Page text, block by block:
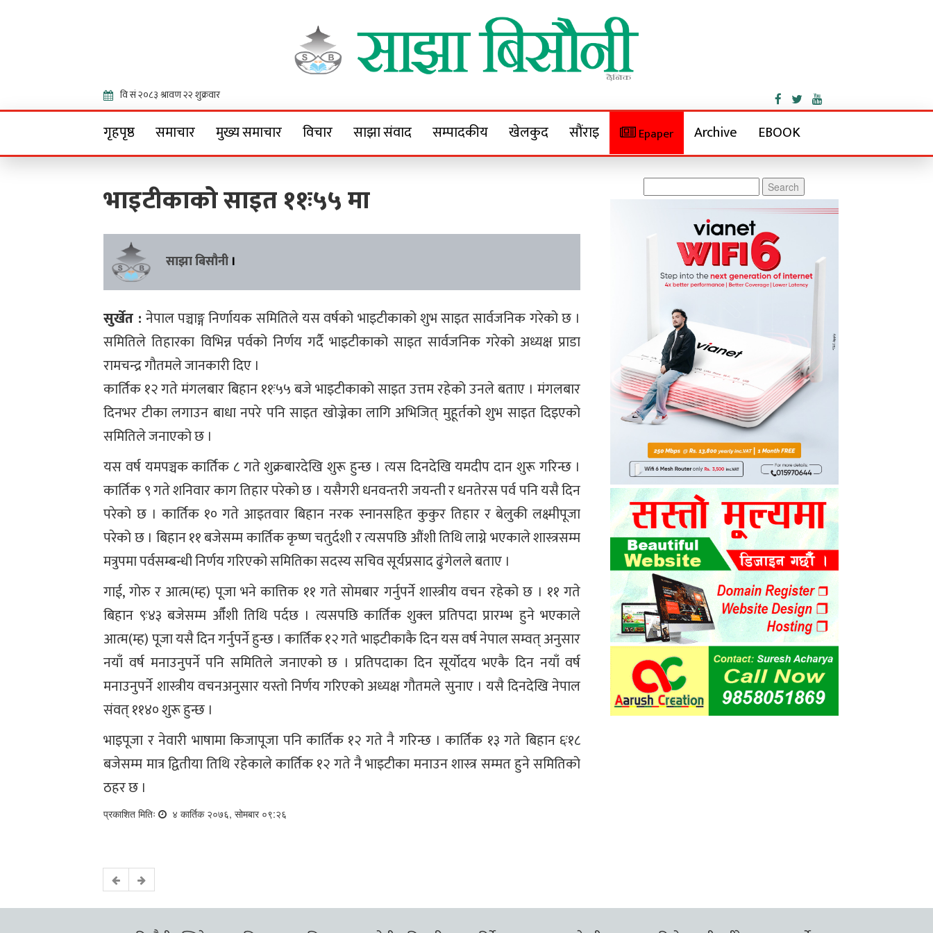
Sajha Bisaunee
गृहपृष्ठ समाचार मुख्य समाचार विचार साझा संवाद सम्पादकीय खेलकुद सौंराइ Epaper Archive EBOOK
भाइटीकाको साइत ११ः५५ मा
साझा बिसौनी ।
सुर्खेत : नेपाल पञ्चाङ्ग निर्णायक समितिले यस वर्षको भाइटीकाको शुभ साइत सार्वजनिक गरेको छ ।
समितिले तिहारका विभिन्न पर्वको निर्णय गर्दै भाइटीकाको साइत सार्वजनिक गरेको अध्यक्ष प्राडा
रामचन्द्र गौतमले जानकारी दिए ।
कार्तिक १२ गते मंगलबार बिहान ११ः५५ बजे भाइटीकाको साइत उत्तम रहेको उनले बताए । मंगलबार
दिनभर टीका लगाउन बाधा नपरे पनि साइत खोज्नेका लागि अभिजित् मुहूर्तको शुभ साइत दिइएको
समितिले जनाएको छ ।
यस वर्ष यमपञ्चक कार्तिक ८ गते शुक्रबारदेखि शुरू हुन्छ । त्यस दिनदेखि यमदीप दान शुरू गरिन्छ ।
कार्तिक ९ गते शनिवार काग तिहार परेको छ । यसैगरी धनवन्तरी जयन्ती र धनतेरस पर्व पनि यसै दिन
परेको छ । कार्तिक १० गते आइतवार बिहान नरक स्नानसहित कुकुर तिहार र बेलुकी लक्ष्मीपूजा
परेको छ । बिहान ११ बजेसम्म कार्तिक कृष्ण चतुर्दशी र त्यसपछि औंशी तिथि लाग्ने भएकाले शास्त्रसम्म
मत्रुपमा पर्वसम्बन्धी निर्णय गरिएको समितिका सदस्य सचिव सूर्यप्रसाद ढुंगेलले बताए ।
गाई, गोरु र आत्म(म्ह) पूजा भने कात्तिक ११ गते सोमबार गर्नुपर्ने शास्त्रीय वचन रहेको छ । ११ गते
बिहान ९ः४३ बजेसम्म औँशी तिथि पर्दछ । त्यसपछि कार्तिक शुक्ल प्रतिपदा प्रारम्भ हुने भएकाले
आत्म(म्ह) पूजा यसै दिन गर्नुपर्ने हुन्छ । कार्तिक १२ गते भाइटीकाकै दिन यस वर्ष नेपाल सम्वत् अनुसार
नयाँ वर्ष मनाउनुपर्ने पनि समितिले जनाएको छ । प्रतिपदाका दिन सूर्योदय भएकै दिन नयाँ वर्ष
मनाउनुपर्ने शास्त्रीय वचनअनुसार यस्तो निर्णय गरिएको अध्यक्ष गौतमले सुनाए । यसै दिनदेखि नेपाल
संवत् ११४० शुरू हुन्छ ।
भाइपूजा र नेवारी भाषामा किजापूजा पनि कार्तिक १२ गते नै गरिन्छ । कार्तिक १३ गते बिहान ६ः१८
बजेसम्म मात्र द्वितीया तिथि रहेकाले कार्तिक १२ गते नै भाइटीका मनाउन शास्त्र सम्मत हुने समितिको
ठहर छ ।
प्रकाशित मितिः ४ कार्तिक २०७६, सोमबार ०९:२६
for: